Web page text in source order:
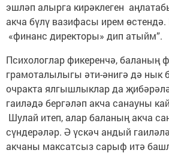
эшләп алырга кирәклеген
акча бүлү вазифасы ирем
«финанс директоры» дип атыйм”.
Психологлар фикеренчә, баланың
грамоталылыгы әти-әнигә дә нык
очракта ялгышлыклар да
гаиләдә бергәләп акча санауны
Шулай итеп, алар баланың акча
сүндерәләр. Ә үскәч андый
акчаны максатсыз сарыф итә